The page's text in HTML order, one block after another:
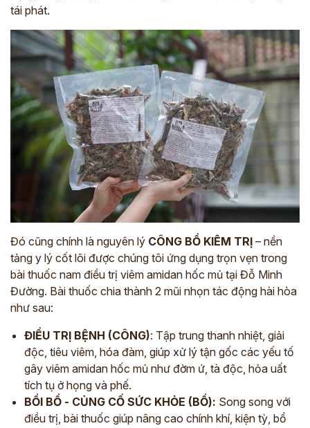
tái phát.
Đó cũng chính là nguyên lý CÔNG BỔ KIÊM TRỊ – nền
tảng y lý cốt lõi được chúng tôi ứng dụng trọn vẹn trong
bài thuốc nam điều trị viêm amidan hốc mủ tại Đỗ Minh
Đường. Bài thuốc chia thành 2 mũi nhọn tác động hài hòa
như sau:
ĐIỀU TRỊ BỆNH (CÔNG): Tập trung thanh nhiệt, giải
độc, tiêu viêm, hóa đàm, giúp xử lý tận gốc các yếu tố
gây viêm amidan hốc mủ như đờm ứ, tà độc, hỏa uất
tích tụ ở họng và phế.
BỒI BỔ - CỦNG CỐ SỨC KHỎE (BỔ): Song song với
điều trị, bài thuốc giúp nâng cao chính khí, kiện tỳ, bổ